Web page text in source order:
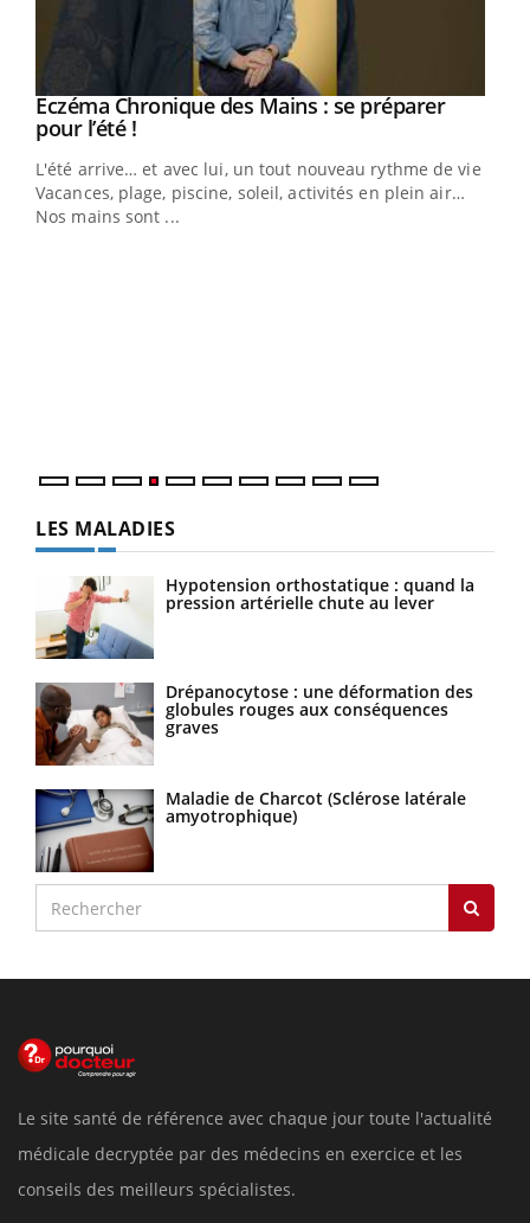
Youtube
Eczéma Chronique des Mains : se préparer
pour l’été !Youtube
L'été arrive… et avec lui, un tout nouveau rythme de vie !
Vacances, plage, piscine, soleil, activités en plein air…
Nos mains sont ...
LES MALADIES
Hypotension orthostatique : quand la
pression artérielle chute au lever
Drépanocytose : une déformation des
globules rouges aux conséquences
graves
Maladie de Charcot (Sclérose latérale
amyotrophique)
Le site santé de référence avec chaque jour toute l'actualité
médicale decryptée par des médecins en exercice et les
conseils des meilleurs spécialistes.